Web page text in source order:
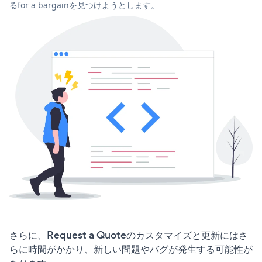
るfor a bargainを見つけようとします。
さらに、Request a Quoteのカスタマイズと更新にはさ
らに時間がかかり、新しい問題やバグが発生する可能性が